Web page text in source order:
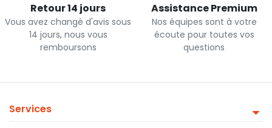
Retour 14 jours
Vous avez changé d'avis sous
14 jours, nous vous
remboursons
Assistance Premium
Nos équipes sont à votre
écoute pour toutes vos
questions
Services